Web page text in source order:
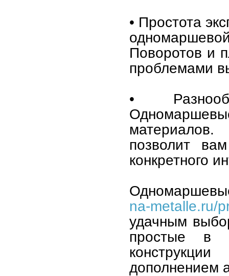
• Простота
Поворотов и
проблемами
•
позволит
конкретного
na-metalle.ru/
удачным
простые в
дополнением